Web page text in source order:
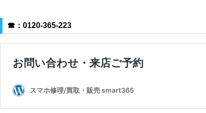
☎ ：0120-365-223